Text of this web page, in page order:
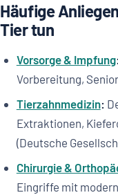
Häufige
Tier tun
Vorsorge & Impfung:
Vorbereitung,
Tierzahnmedizin:
Extraktionen,
(Deutsche
Chirurgie &
Eingriffe mit